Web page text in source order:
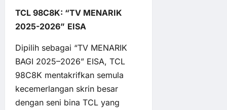
TCL 98C8K: “TV MENARIK
2025-2026” EISA
Dipilih sebagai “TV MENARIK
BAGI 2025–2026” EISA, TCL
98C8K mentakrifkan semula
kecemerlangan skrin besar
dengan seni bina TCL yang